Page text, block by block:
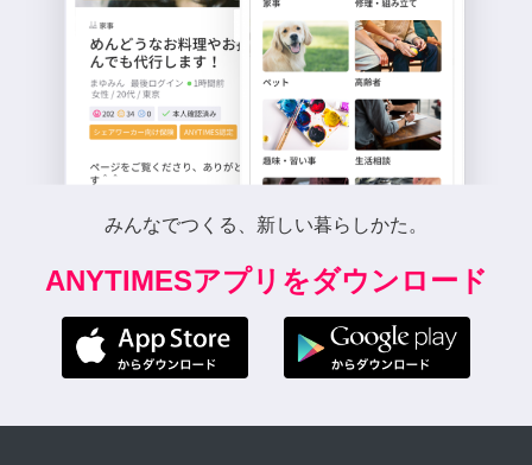
みんなでつくる、新しい暮らしかた。
ANYTIMESアプリをダウンロード